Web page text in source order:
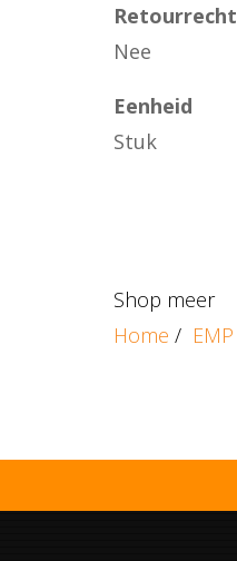
Retourrecht
Nee
Eenheid
Stuk
Shop meer
Home / EMP